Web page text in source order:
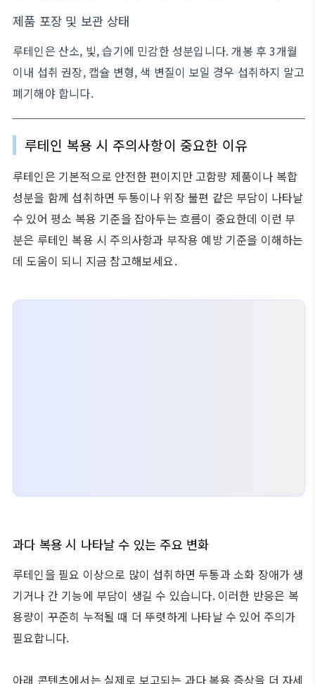
제품 포장 및 보관 상태
루테인은 산소, 빛, 습기에 민감한 성분입니다. 개봉 후 3개월
이내 섭취 권장, 캡슐 변형, 색 변질이 보일 경우 섭취하지 말고
폐기해야 합니다.
루테인 복용 시 주의사항이 중요한 이유
루테인은 기본적으로 안전한 편이지만 고함량 제품이나 복합
성분을 함께 섭취하면 두통이나 위장 불편 같은 부담이 나타날
수 있어 평소 복용 기준을 잡아두는 흐름이 중요한데 이런 부
분은 루테인 복용 시 주의사항과 부작용 예방 기준을 이해하는
데 도움이 되니 지금 참고해보세요.
과다 복용 시 나타날 수 있는 주요 변화
루테인을 필요 이상으로 많이 섭취하면 두통과 소화 장애가 생
기거나 간 기능에 부담이 생길 수 있습니다. 이러한 반응은 복
용량이 꾸준히 누적될 때 더 뚜렷하게 나타날 수 있어 주의가
필요합니다.
아래 콘텐츠에서는 실제로 보고되는 과다 복용 증상을 더 자세